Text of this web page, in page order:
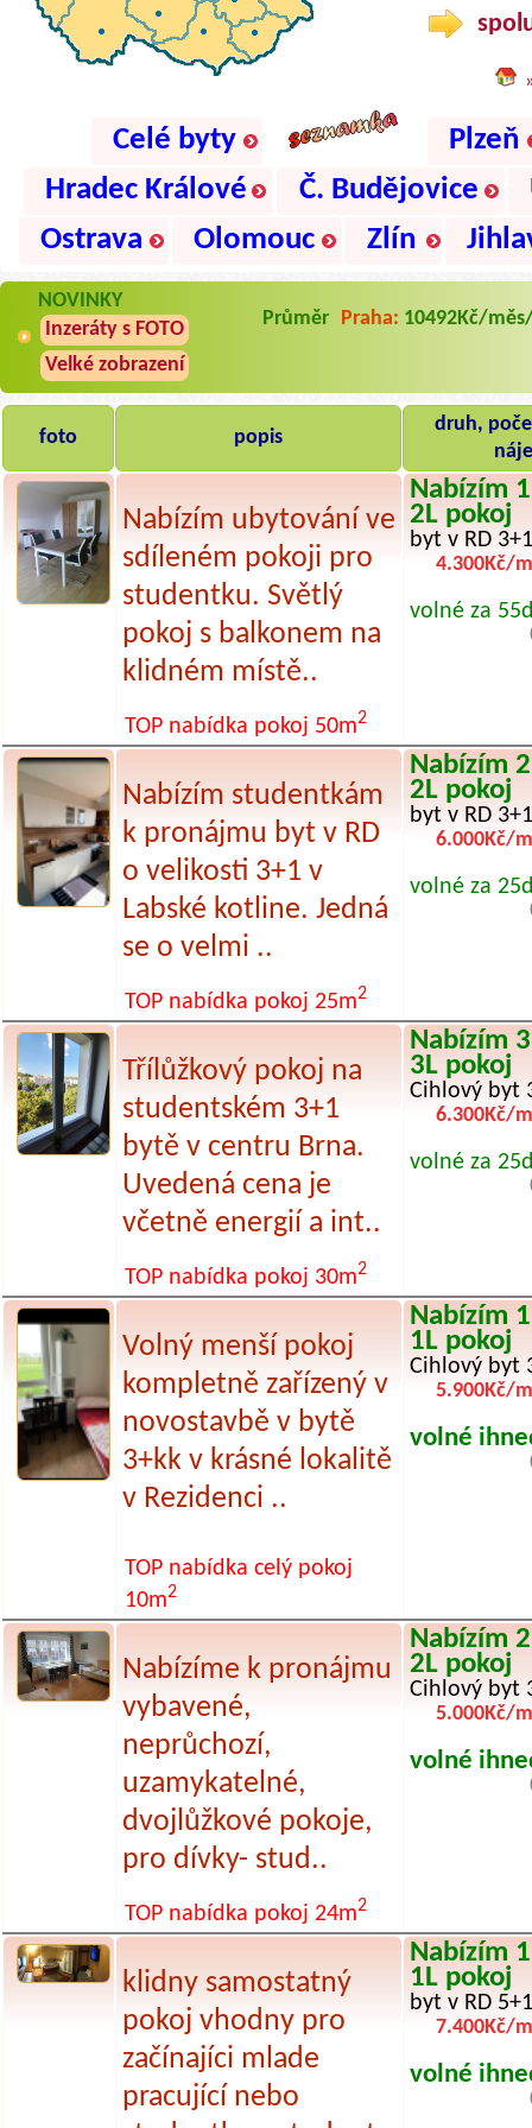
Celé byty
Plzeň
Hradec Králové
Č. Budějovice
Ostrava
Olomouc Zlín
NOVINKY
Inzeráty s FOTO
Velké zobrazení
Průměr Praha: 10492Kč/
foto popis
druh,
Nabízím ubytování ve
sdíleném pokoji pro
studentku. Světlý
pokoj s balkonem na
klidném místě..
TOP nabídka pokoj 50m2
Nabízím
2L pokoj
byt v RD
4.300Kč/
volné za
Nabízím studentkám
k pronájmu byt v RD
o velikosti 3+1 v
Labské kotline. Jedná
se o velmi ..
TOP nabídka pokoj 25m2
Nabízím
2L pokoj
byt v RD
6.000Kč/
volné za
Třílůžkový pokoj na
studentském 3+1
bytě v centru Brna.
Uvedená cena je
včetně energií a int..
TOP nabídka pokoj 30m2
Nabízím
3L pokoj
Cihlový byt
6.300Kč/
volné za
Volný menší pokoj
kompletně zařízený v
novostavbě v bytě
3+kk v krásné lokalitě
v Rezidenci ..
TOP nabídka celý pokoj
10m2
Nabízím
1L pokoj
Cihlový byt
5.900Kč/
volné
Nabízíme k pronájmu
vybavené,
neprůchozí,
uzamykatelné,
dvojlůžkové pokoje,
pro dívky- stud..
TOP nabídka pokoj 24m2
Nabízím
2L pokoj
Cihlový byt
5.000Kč/
volné
klidny samostatný
pokoj vhodny pro
začínajíci mlade
pracující nebo
Nabízím
1L pokoj
byt v RD
7.400Kč/
volné